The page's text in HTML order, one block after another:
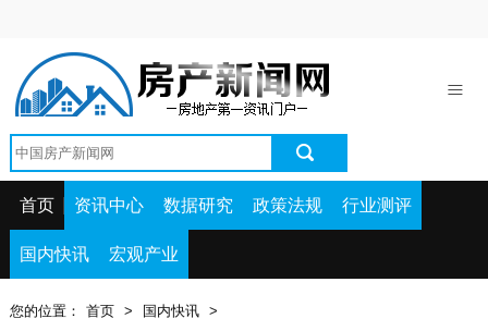
资讯中心
政策法规
国内快讯
首页 资讯中心 数据研究 政策法规 行业测评
国内快讯 宏观产业
您的位置： 首页 > 国内快讯 >